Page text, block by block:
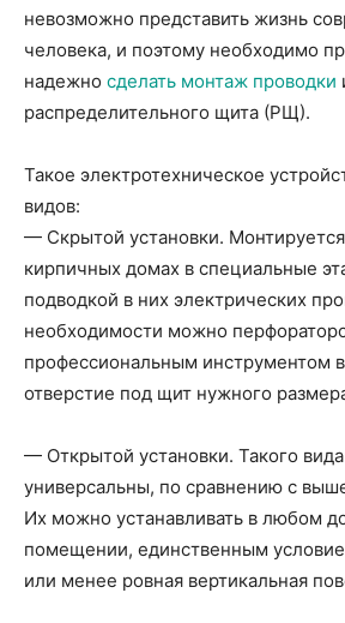
невозможно представить жизнь
человека, и поэтому необходимо
надежно сделать монтаж проводки
распределительного щита (РЩ).
Такое электротехническое
видов:
— Скрытой установки.
кирпичных домах в специальные
подводкой в них электрических
необходимости можно
профессиональным инструментом
отверстие под щит нужного
— Открытой установки. Такого
универсальны, по сравнению с
Их можно устанавливать в любом
помещении, единственным
или менее ровная вертикальная